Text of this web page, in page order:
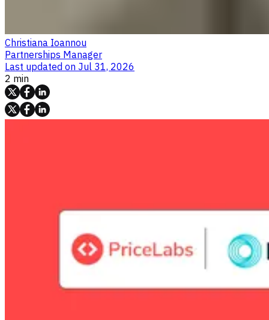
Christiana Ioannou
Partnerships Manager
Last updated on Jul 31, 2026
2 min